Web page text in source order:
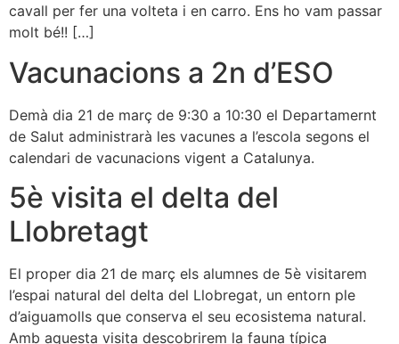
cavall per fer una volteta i en carro. Ens ho vam passar
molt bé!! […]
Vacunacions a 2n d’ESO
Demà dia 21 de març de 9:30 a 10:30 el Departamernt
de Salut administrarà les vacunes a l’escola segons el
calendari de vacunacions vigent a Catalunya.
5è visita el delta del
Llobretagt
El proper dia 21 de març els alumnes de 5è visitarem
l’espai natural del delta del Llobregat, un entorn ple
d’aiguamolls que conserva el seu ecosistema natural.
Amb aquesta visita descobrirem la fauna típica